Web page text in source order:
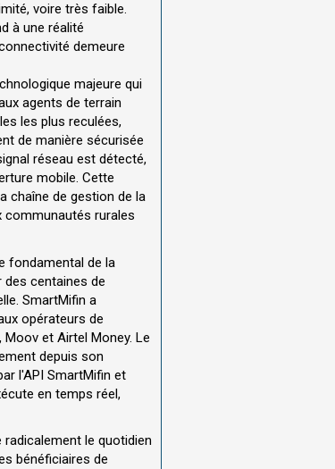
voire très faible.
à une réalité
demeure
majeure qui
agents de terrain
les plus reculées,
de manière sécurisée
réseau est détecté,
mobile. Cette
chaîne de gestion de la
communautés rurales
fondamental de la
des centaines de
SmartMifin a
opérateurs de
et Airtel Money. Le
depuis son
l'API SmartMifin et
en temps réel,
le quotidien
bénéficiaires de